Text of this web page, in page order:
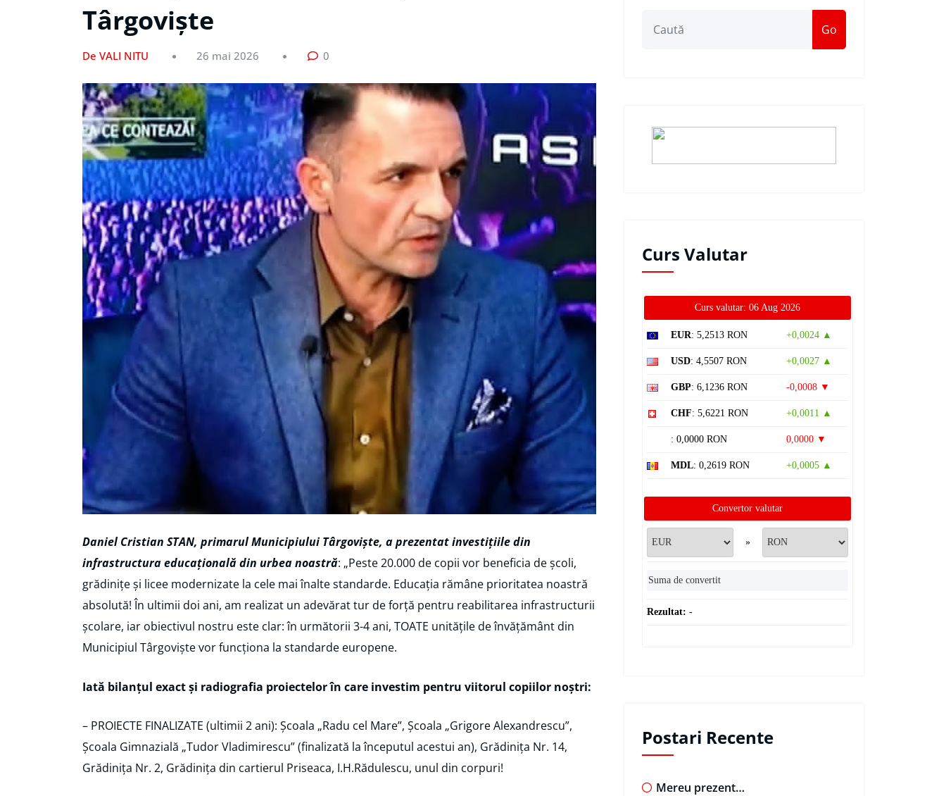
Târgoviște
De VALI NITU 26 mai 2026 0
Daniel Cristian STAN, primarul Municipiului Târgoviște, a prezentat investițiile din
infrastructura educațională din urbea noastră: „Peste 20.000 de copii vor beneficia de școli,
grădinițe și licee modernizate la cele mai înalte standarde. Educația rămâne prioritatea noastră
absolută! În ultimii doi ani, am realizat un adevărat tur de forță pentru reabilitarea infrastructurii
școlare, iar obiectivul nostru este clar: în următorii 3-4 ani, TOATE unitățile de învățământ din
Municipiul Târgoviște vor funcționa la standarde europene.
Iată bilanțul exact și radiografia proiectelor în care investim pentru viitorul copiilor noștri:
– PROIECTE FINALIZATE (ultimii 2 ani): Școala „Radu cel Mare”, Școala „Grigore Alexandrescu”,
Școala Gimnazială „Tudor Vladimirescu” (finalizată la începutul acestui an), Grădinița Nr. 14,
Grădinița Nr. 2, Grădinița din cartierul Priseaca, I.H.Rădulescu, unul din corpuri!
Go
Curs Valutar
Curs valutar: 06 Aug 2026
EUR: 5,2513 RON +0,0024 ▲
USD: 4,5507 RON +0,0027 ▲
GBP: 6,1236 RON -0,0008 ▼
CHF: 5,6221 RON +0,0011 ▲
: 0,0000 RON 0,0000 ▼
MDL: 0,2619 RON +0,0005 ▲
Convertor valutar
»
Rezultat: -
Postari Recente
Mereu prezent…